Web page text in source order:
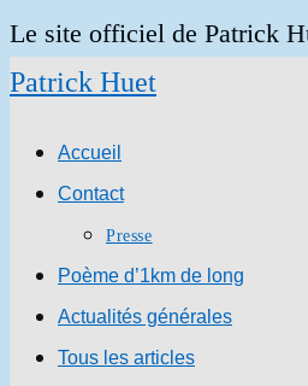
Skip
to
Le site officiel de Patrick
Patrick Huet
Accueil
Contact
Presse
Poème d’1km de long
Actualités générales
Tous les articles